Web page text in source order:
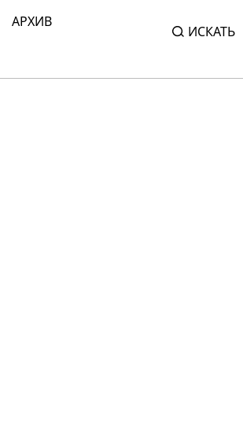
АРХИВ
ИСКАТЬ